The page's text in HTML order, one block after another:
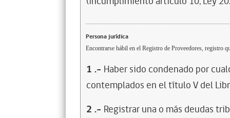
Persona jurídica
Encontrarse hábil en el Registro de Proveedores, registro
1 .- Haber sido condenado por
contemplados en el título V del
2 .- Registrar una o más deudas